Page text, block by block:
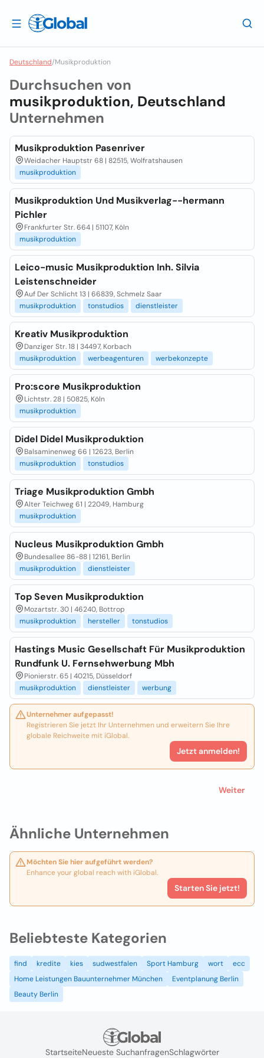
Deutschland/Musikproduktion
Ähnliche Unternehmen
Möchten Sie hier aufgeführt werden?
Enhance your global reach with iGlobal.
Starten Sie jetzt!
Durchsuchen von
musikproduktion, Deutschland
Unternehmen
Musikproduktion Pasenriver
Weidacher Hauptstr 68 | 82515, Wolfratshausen
musikproduktion
Musikproduktion Und Musikverlag--hermann
Pichler
Frankfurter Str. 664 | 51107, Köln
musikproduktion
Leico-music Musikproduktion Inh. Silvia
Leistenschneider
Auf Der Schlicht 13 | 66839, Schmelz Saar
musikproduktion
tonstudios dienstleister
Kreativ Musikproduktion
Danziger Str. 18 | 34497, Korbach
musikproduktion
werbeagenturen werbekonzepte
Pro:score Musikproduktion
Lichtstr. 28 | 50825, Köln
musikproduktion
Didel Didel Musikproduktion
Balsaminenweg 66 | 12623, Berlin
musikproduktion
tonstudios
Triage Musikproduktion Gmbh
Alter Teichweg 61 | 22049, Hamburg
musikproduktion
Nucleus Musikproduktion Gmbh
Bundesallee 86-88 | 12161, Berlin
musikproduktion
dienstleister
Top Seven Musikproduktion
Mozartstr. 30 | 46240, Bottrop
musikproduktion
hersteller tonstudios
Hastings Music Gesellschaft Für Musikproduktion
Rundfunk U. Fernsehwerbung Mbh
Pionierstr. 65 | 40215, Düsseldorf
musikproduktion
dienstleister werbung
Unternehmer aufgepasst!
Registrieren Sie jetzt Ihr Unternehmen und erweitern Sie Ihre
globale Reichweite mit iGlobal.
Jetzt anmelden!
Weiter
Beliebteste Kategorien
find kredite kies sudwestfalen Sport Hamburg wort
ecc
Home Leistungen Bauunternehmer München
Eventplanung Berlin
Beauty Berlin
StartseiteNeueste SuchanfragenSchlagwörter